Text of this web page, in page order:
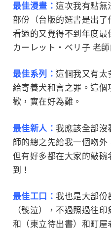
最佳漫畫： 這次我有點無
部份（台版的選書是出
看過的又覺得不到年度最
カーレット・ベリ子 老
最佳系列： 這個我又有
給寄養犬和言之罪。這
歡，實在好為難。
最佳新人： 我應該全部沒
師的總之先給我一個吻外
但有好多都在大家的敲
到！
最佳工口： 我也是大部份
（號泣），不過照過往
和（東立待出書）和町屋